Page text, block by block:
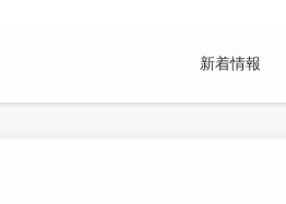
新着情報